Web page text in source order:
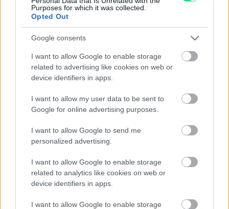
Purposes for which it was collected.
Opted Out
Google consents
I want to allow Google to enable storage
related to advertising like cookies on web or
device identifiers in apps.
I want to allow my user data to be sent to
Google for online advertising purposes.
I want to allow Google to send me
personalized advertising.
I want to allow Google to enable storage
related to analytics like cookies on web or
device identifiers in apps.
I want to allow Google to enable storage
La tua richiesta *
Consenso al
personali *